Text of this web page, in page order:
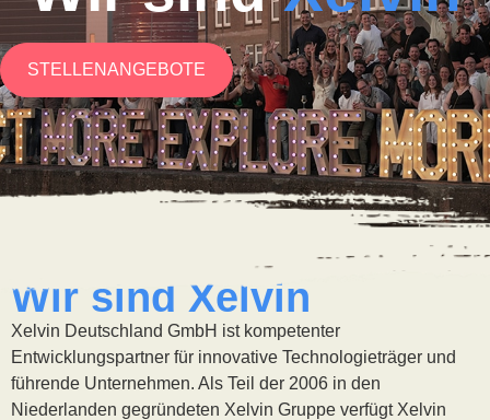
STELLENANGEBOTE
Wir sind Xelvin
Xelvin Deutschland GmbH ist kompetenter
Entwicklungspartner für innovative Technologieträger und
führende Unternehmen. Als Teil der 2006 in den
Niederlanden gegründeten Xelvin Gruppe verfügt Xelvin